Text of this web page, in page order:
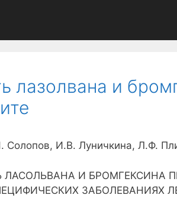
лазолвана и
Солопов, И.В. Луничкина, Л.Ф.
ЛАСОЛЬВАНА И БРОМГЕКСИНА
ЗАБОЛЕВАНИЯХ